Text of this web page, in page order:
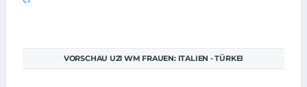
VORSCHAU U21 WM FRAUEN: ITALIEN - TÜRKEI